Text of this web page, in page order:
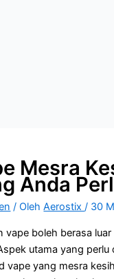
Mesra
Anda
/ OlehAerostix/ 30
vape boleh berasa
utama yang perlu
vape yang mesra